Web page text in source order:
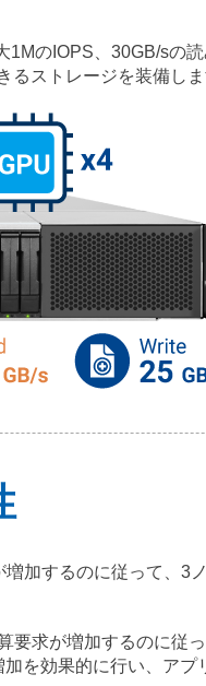
のIOPS、30GB/sの
ストレージを装備しま
加するのに従って、3
要求が増加するのに従
を効果的に行い、ア